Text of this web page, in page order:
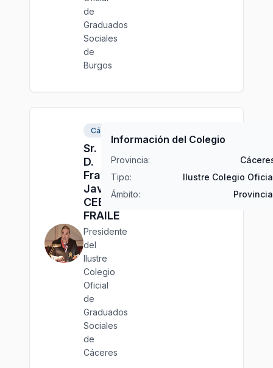
de
Graduados
Sociales
de
Burgos
Cáceres
Sr.
D.
Francisco
Javier
CEBALLOS
FRAILE
Presidente
del
Ilustre
Colegio
Oficial
de
Graduados
Sociales
de
Cáceres
Información del Colegio
Provincia:
Tipo:
Ilustre Colegio
Ámbito: